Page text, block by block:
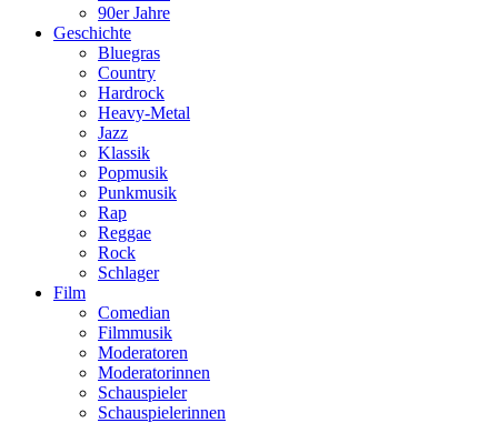
90er Jahre
Geschichte
Bluegras
Country
Hardrock
Heavy-Metal
Jazz
Klassik
Popmusik
Punkmusik
Rap
Reggae
Rock
Schlager
Film
Comedian
Filmmusik
Moderatoren
Moderatorinnen
Schauspieler
Schauspielerinnen